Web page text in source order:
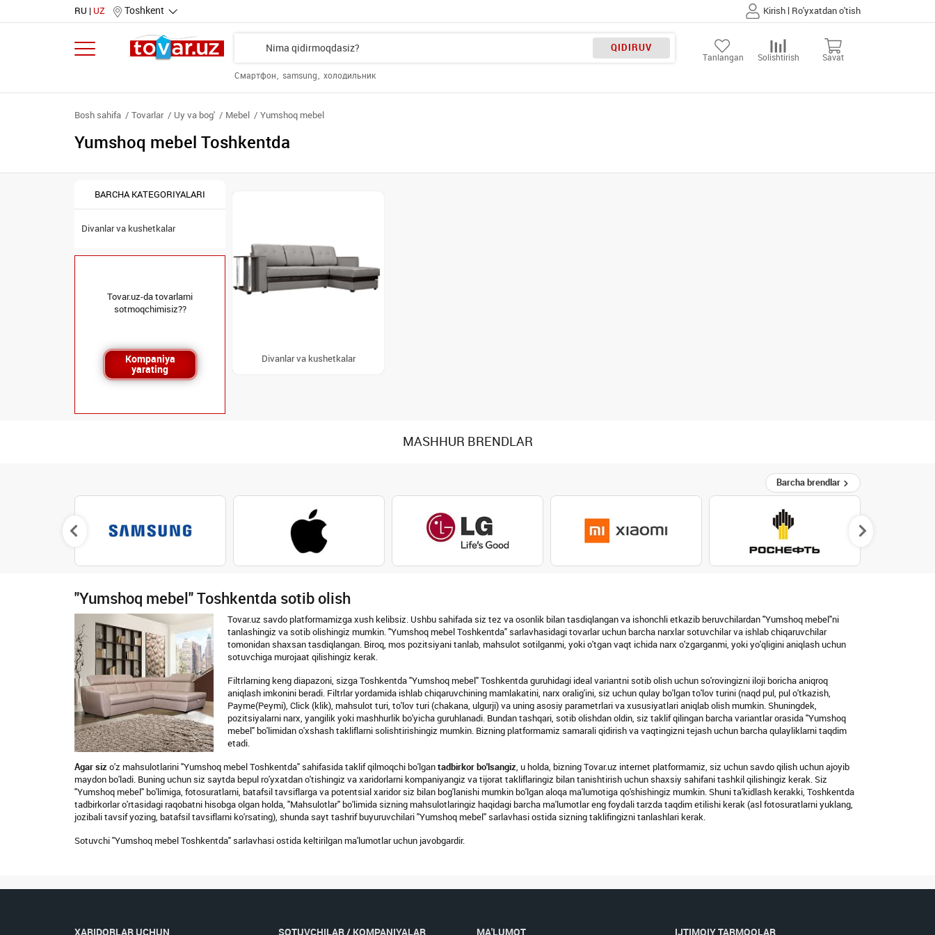
RU UZ Toshkent Kirish | Ro'yxatdan o'tish
QIDIRUV
Смартфон samsung холодильник
Tanlangan Solishtirish Savat
Bosh sahifa Tovarlar Uy va bog' Mebel Yumshoq mebel
Yumshoq mebel Toshkentda
BARCHA KATEGORIYALARI
Divanlar va kushetkalar
Tovar.uz-da tovarlarni
sotmoqchimisiz??
Kompaniya
yarating
Divanlar va kushetkalar
MASHHUR BRENDLAR
Barcha brendlar
"Yumshoq mebel" Toshkentda sotib olish
Tovar.uz savdo platformamizga xush kelibsiz. Ushbu sahifada siz tez va osonlik bilan tasdiqlangan va ishonchli etkazib beruvchilardan "Yumshoq mebel"ni
tanlashingiz va sotib olishingiz mumkin. "Yumshoq mebel Toshkentda" sarlavhasidagi tovarlar uchun barcha narxlar sotuvchilar va ishlab chiqaruvchilar
tomonidan shaxsan tasdiqlangan. Biroq, mos pozitsiyani tanlab, mahsulot sotilganmi, yoki o'tgan vaqt ichida narx o'zgarganmi, yoki yo'qligini aniqlash uchun
sotuvchiga murojaat qilishingiz kerak.
Filtrlarning keng diapazoni, sizga Toshkentda "Yumshoq mebel" Toshkentda guruhidagi ideal variantni sotib olish uchun so'rovingizni iloji boricha aniqroq
aniqlash imkonini beradi. Filtrlar yordamida ishlab chiqaruvchining mamlakatini, narx oralig'ini, siz uchun qulay bo'lgan to'lov turini (naqd pul, pul o'tkazish,
Payme(Peymi), Click (klik), mahsulot turi, to'lov turi (chakana, ulgurji) va uning asosiy parametrlari va xususiyatlari aniqlab olish mumkin. Shuningdek,
pozitsiyalarni narx, yangilik yoki mashhurlik bo'yicha guruhlanadi. Bundan tashqari, sotib olishdan oldin, siz taklif qilingan barcha variantlar orasida "Yumshoq
mebel" bo'limidan o'xshash takliflarni solishtirishingiz mumkin. Bizning platformamiz samarali qidirish va vaqtingizni tejash uchun barcha qulayliklarni taqdim
etadi.
Agar siz o'z mahsulotlarini "Yumshoq mebel Toshkentda" sahifasida taklif qilmoqchi bo'lgan tadbirkor bo'lsangiz, u holda, bizning Tovar.uz internet platformamiz, siz uchun savdo qilish uchun ajoyib
maydon bo'ladi. Buning uchun siz saytda bepul ro'yxatdan o'tishingiz va xaridorlarni kompaniyangiz va tijorat takliflaringiz bilan tanishtirish uchun shaxsiy sahifani tashkil qilishingiz kerak. Siz
"Yumshoq mebel" bo'limiga, fotosuratlarni, batafsil tavsiflarga va potentsial xaridor siz bilan bog'lanishi mumkin bo'lgan aloqa ma'lumotiga qo'shishingiz mumkin. Shuni ta'kidlash kerakki, Toshkentda
tadbirkorlar o'rtasidagi raqobatni hisobga olgan holda, "Mahsulotlar" bo'limida sizning mahsulotlaringiz haqidagi barcha ma'lumotlar eng foydali tarzda taqdim etilishi kerak (asl fotosuratlarni yuklang,
jozibali tavsif yozing, batafsil tavsiflarni ko'rsating), shunda sayt tashrif buyuruvchilari "Yumshoq mebel" sarlavhasi ostida sizning taklifingizni tanlashlari kerak.
Sotuvchi "Yumshoq mebel Toshkentda" sarlavhasi ostida keltirilgan ma'lumotlar uchun javobgardir.
XARIDORLAR UCHUN SOTUVCHILAR / KOMPANIYALAR MA'LUMOT IJTIMOIY TARMOQLAR